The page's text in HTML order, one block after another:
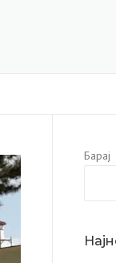
Барај